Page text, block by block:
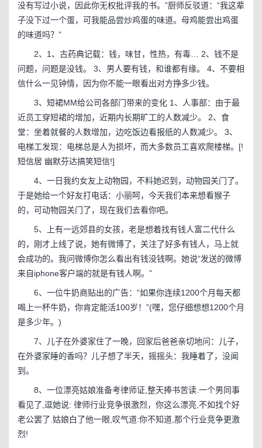
没有写过小说，因此你无权批评我的书。”厨师反驳道：“我这辈
子没下过一个蛋，可我能品尝炒鸡蛋的味道。母鸡能尝出鸡蛋
的味道吗？”
2、1、古药典记载：钱，味甘，性热，有毒… 2、钱不是
问题，问题是没钱。 3、男人要有钱，和谁都有缘。 4、不要相
信什么一见钟情，因为你不能一眼看出对方挣多少钱。
3、短裙MM给公司各部门带来的变化 1、人事部：由于最
近员工穿短裙的增加，近期内长期旷工的人数减少。 2、食
堂：坐着就餐的人数增加，边吃饭边看报纸的人数减少。 3、
电梯工发现：电梯总是人为损坏，而大多数员工喜欢爬楼梯。[!
短信居 幽默芬达搞笑短信!]
4、一日我约女友上动物园，不料她迟到，动物园关门了。
于是她给一个好友打电话：小丽呵，今天我们本来想看猴子
的，可动物园关门了，现在我们去看你吧。
5、上有一远郊县的女孩，老是想着找有钱人富二代什么
的，刚才上线了说，她有微博了，关注了好多有钱人，马上就
会成功的。我问微博你怎么看出有钱没钱啊。她说“发送的微博
来自iphone客户端的就是有钱人啊。”
6、一位牛奶商贴出的广告：“如果你连续1200个月每天都
喝上一杯牛奶，你肯定能活100岁！”(嘿，您仔细想想1200个月
是多少年。)
7、儿子在外婆家住了一晚，回家后爸爸亲切地问：儿子，
在外婆家睡的香吗？儿子想了半天，摇摇头：我睡着了，没闻
到。
8、一位漂亮姑娘准备考律师证,整天捧书苦读.一个男同事
看见了,逗她说: 律师行业竞争很激烈，你这么漂亮,不如找个好
老公罢了.姑娘白了他一眼,叹气道:你不知道,那个行业竞争更激
烈!